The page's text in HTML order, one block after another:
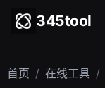
345tool
首页 / 在线工具 /